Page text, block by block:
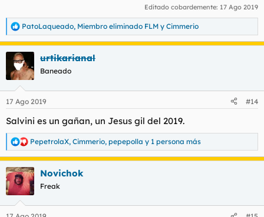
Editado cobardemente: 17 Ago 2019
R
e
a
c
i
e
:
PatoLaqueado, Miembro eliminado FLM y Cimmerio
urtikarianal
Baneado
17 Ago 2019 #14
Salvini es un gañan, un Jesus gil del 2019.
R
e
a
c
c
i
PepetrolaX, Cimmerio, pepepolla y 1 persona más
Novichok
Freak